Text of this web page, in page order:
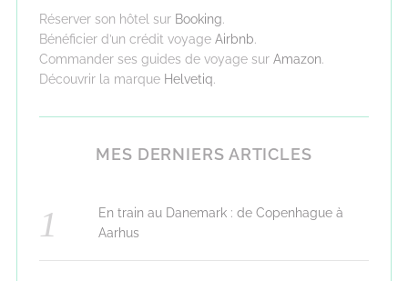
Réserver son hôtel sur Booking.
Bénéficier d’un crédit voyage Airbnb.
Commander ses guides de voyage sur Amazon.
Découvrir la marque Helvetiq.
MES DERNIERS ARTICLES
En train au Danemark : de Copenhague à
Aarhus